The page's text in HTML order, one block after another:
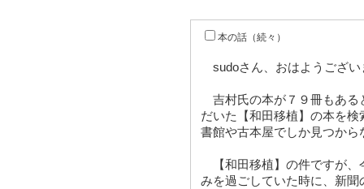
本の話（続々）
sudoさん、おはようござい
吉村氏の本が７９冊もあ
だいた【和田移植】の本を
書館や古本屋でしか見つから
【和田移植】の件ですが、
みを過ごしていた時に、新